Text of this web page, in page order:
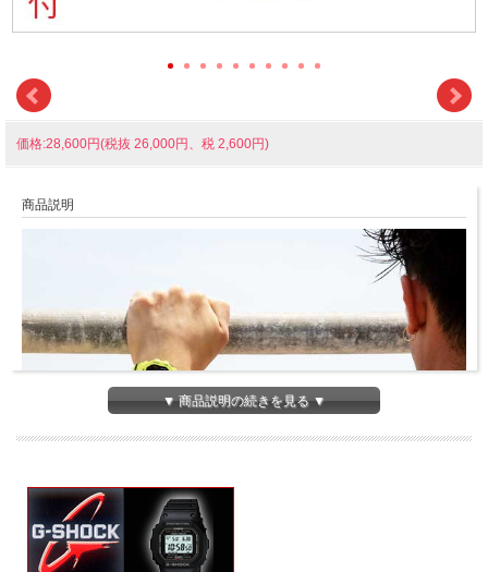
価格:28,600円(税抜 26,000円、税 2,600円)
商品説明
▼ 商品説明の続きを見る ▼